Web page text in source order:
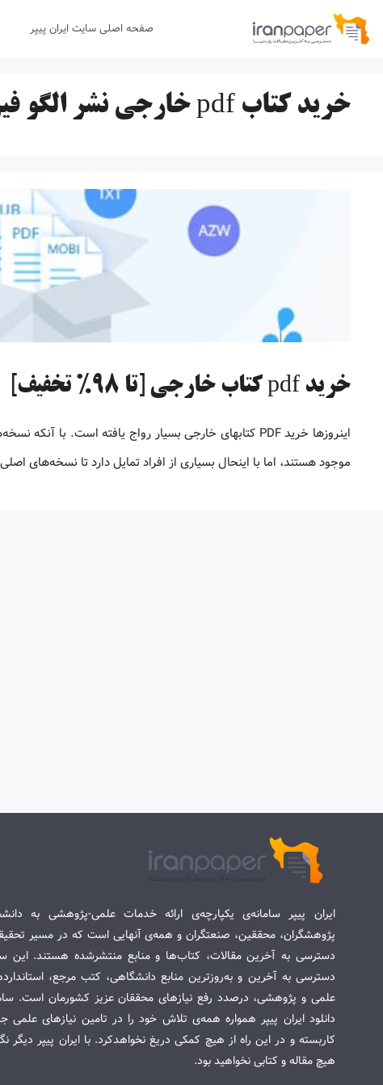
پرش
صفحه اصلی سایت ایران پیپر
خرید کتاب pdf خارجی نشر الگو فیزیک دهم
خرید pdf کتاب خارجی [تا 98% تخفیف]
موجود هستند، اما با اینحال بسیاری از افراد تمایل دارد تا نسخه‌های
ایران پیپر سامانه‌ی یکپارچه‌ی ارائه خدمات علمی-پژوهشی به
پژوهشگران، محققین، صنعتگران و همه‌ی آنهایی است که در مسیر
دسترسی به آخرین مقالات، کتاب‌ها و منابع منتشرشده هستند. این
دسترسی به آخرین و به‌روزترین منابع دانشگاهی، کتب مرجع،
علمی و پژوهشی، درصدد رفع نیازهای محققان عزیز کشورمان است.
دانلود ایران پیپر همواره همه‌ی تلاش خود را در تامین نیازهای علمی
کاربسته و در این راه از هیچ کمکی دریغ نخواهدکرد. با ایران پیپر دیگر
هیچ مقاله و کتابی نخواهید بود.